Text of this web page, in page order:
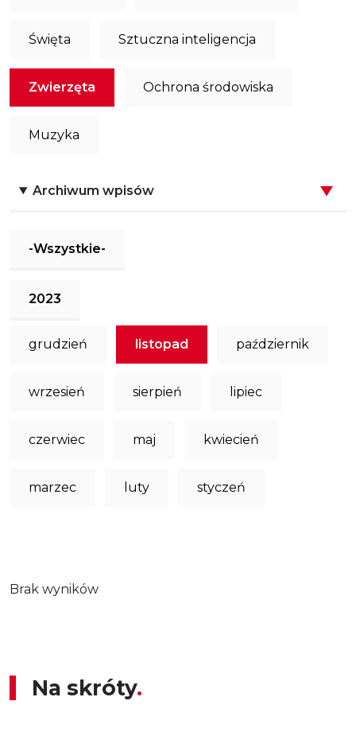
Święta Sztuczna inteligencja
Zwierzęta Ochrona środowiska
Muzyka
Archiwum wpisów
-Wszystkie-
2023
grudzień listopad październik
wrzesień sierpień lipiec
czerwiec maj kwiecień
marzec luty styczeń
Brak wyników
Na skróty